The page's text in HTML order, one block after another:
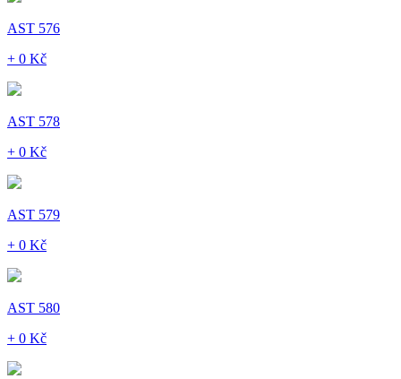
AST 576
+ 0 Kč
AST 578
+ 0 Kč
AST 579
+ 0 Kč
AST 580
+ 0 Kč